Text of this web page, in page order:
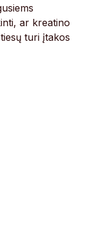
ar kreatino
turi įtakos